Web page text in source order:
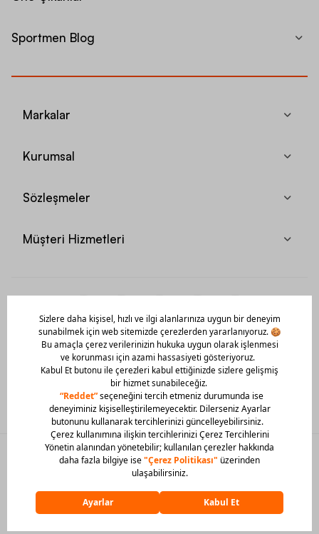
Sportmen Blog
Markalar
Kurumsal
Sözleşmeler
Müşteri Hizmetleri
Mobil Uygulamamızı Hemen İndir!
© 2026 Barcin Tüm Hakları Saklıdır
Sitedeki görsel materyaller izinsiz kullanılamaz.